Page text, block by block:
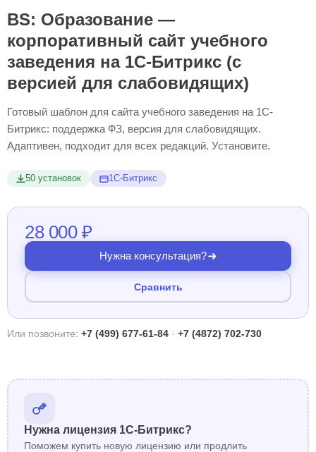
BS: Образование —
корпоративный сайт учебного
заведения на 1С-Битрикс (с
версией для слабовидящих)
Готовый шаблон для сайта учебного заведения на 1С-
Битрикс: поддержка ФЗ, версия для слабовидящих.
Адаптивен, подходит для всех редакций. Установите.
50 установок 1С-Битрикс
28 000 ₽
Нужна консультация?
Сравнить
Или позвоните: +7 (499) 677-61-84 · +7 (4872) 702-730
Нужна лицензия 1С-Битрикс?
Поможем купить новую лицензию или продлить